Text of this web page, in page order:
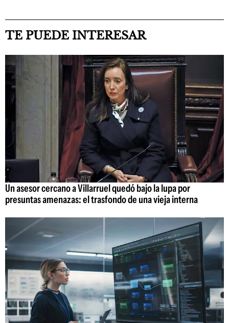
TE PUEDE INTERESAR
Un asesor cercano a Villarruel quedó bajo la lupa por
presuntas amenazas: el trasfondo de una vieja interna